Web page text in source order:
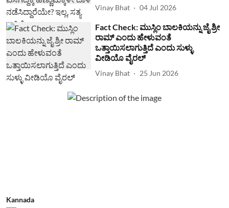
Vinay Bhat 04 Jul 2026
Fact Check: ಮುಸ್ಲಿಂ ಬಾಲಕಿಯನ್ನು ಜೈ ಶ್ರೀ
ರಾಮ್ ಎಂದು ಹೇಳುವಂತೆ
ಒತ್ತಾಯಿಸಲಾಗುತ್ತಿದೆ ಎಂದು ಸುಳ್ಳು
ವೀಡಿಯೊ ವೈರಲ್
Vinay Bhat 25 Jun 2026
Kannada